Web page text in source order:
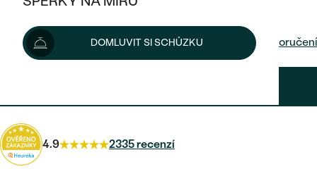
KOMBINOVANÉ ZLATO
DLE STYLU
ETERNITY
POSTRANNÍ KAMENY
HALO
VINTAGE
SNUBNÍ A ZÁSNUBNÍ SETY
VÝPRODEJ
KDYŽ ŠPERKY POMÁHAJÍ
DLE TYPU
NÁUŠNICE
PRSTENY
PLATINOVÉ
PECKOVÉ
KRUHOVÉ
ZLATÉ
STŘÍBRNÉ
DLE STYLU
SOLITÉR
ŠPERKY SKLADEM
VÝPRODEJ
DLE MATERIÁLU
ZLATÉ
DOMLUVIT SI SCHŮZKU
2 500 Kč
Možnosti doručení
4.9 2335 recenzí